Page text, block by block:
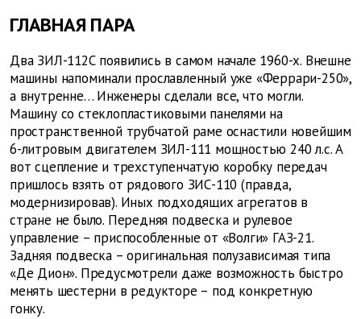
ГЛАВНАЯ ПАРА
Два ЗИЛ-112С появились в самом начале 1960-х. Внешне
машины напоминали прославленный уже «Феррари-250»,
а внутренне… Инженеры сделали все, что могли.
Машину со стеклопластиковыми панелями на
пространственной трубчатой раме оснастили новейшим
6-литровым двигателем ЗИЛ-111 мощностью 240 л.с. А
вот сцепление и трехступенчатую коробку передач
пришлось взять от рядового ЗИС-110 (правда,
модернизировав). Иных подходящих агрегатов в
стране не было. Передняя подвеска и рулевое
управление – приспособленные от «Волги» ГАЗ-21.
Задняя подвеска – оригинальная полузависимая типа
«Де Дион». Предусмотрели даже возможность быстро
менять шестерни в редукторе – под конкретную
гонку.